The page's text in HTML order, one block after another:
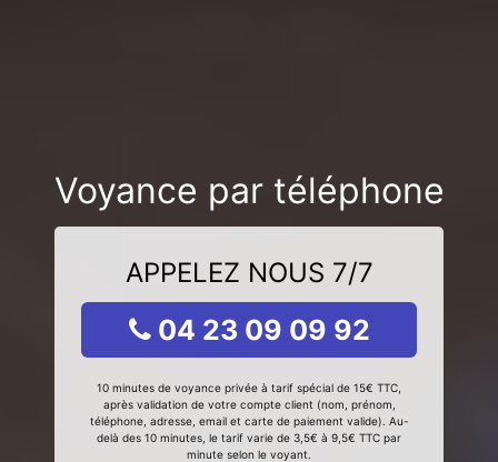
Voyance par téléphone
APPELEZ NOUS 7/7
04 23 09 09 92
10 minutes de voyance privée à tarif spécial de 15€ TTC,
après validation de votre compte client (nom, prénom,
téléphone, adresse, email et carte de paiement valide). Au-
delà des 10 minutes, le tarif varie de 3,5€ à 9,5€ TTC par
minute selon le voyant.